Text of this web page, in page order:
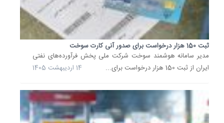
ثبت 150 هزار درخواست برای صدور آنی کارت سوخت
مدیر سامانه هوشمند سوخت شرکت ملی پخش فرآورده‌های نفتی
ایران از ثبت 150 هزار درخواست برای...
14 اردیبهشت 1405